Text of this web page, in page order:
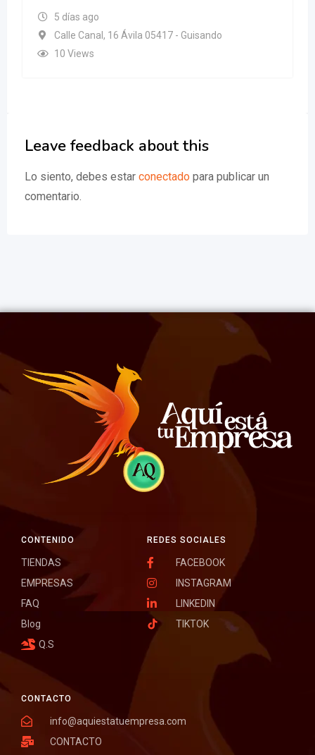
5 días ago
Calle Canal, 16 Ávila 05417 - Guisando
10 Views
Leave feedback about this
Lo siento, debes estar conectado para publicar un
comentario.
CONTACTO
info@aquiestatuempresa.com
CONTACTO
REDES SOCIALES
FACEBOOK
INSTAGRAM
LINKEDIN
TIKTOK
CONTENIDO
TIENDAS
EMPRESAS
FAQ
Blog
Q.S